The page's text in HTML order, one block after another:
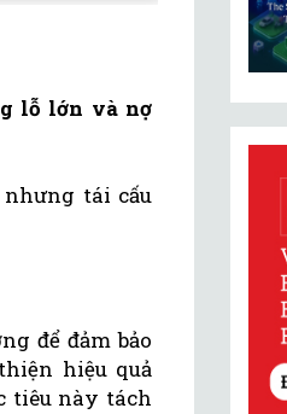
lỗ lớn và nợ
tái cấu
để đảm bảo
hiệu quả
tiêu này tách